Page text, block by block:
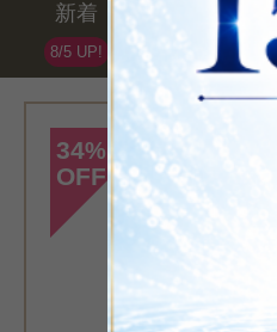
新着
8/5 UP!
セール
34%
OFF